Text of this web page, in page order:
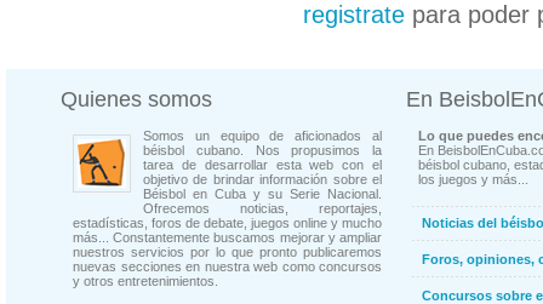
registrate para poder
Quienes somos
Somos un equipo de aficionados al
béisbol cubano. Nos propusimos la
tarea de desarrollar esta web con el
objetivo de brindar información sobre el
Béisbol en Cuba y su Serie Nacional.
Ofrecemos noticias, reportajes,
estadísticas, foros de debate, juegos online y mucho
más... Constantemente buscamos mejorar y ampliar
nuestros servicios por lo que pronto publicaremos
nuevas secciones en nuestra web como concursos
y otros entretenimientos.
En
Lo que puedes
En
béisbol cubano,
los juegos y más...
Noticias del
Foros, opiniones,
Concursos sobre